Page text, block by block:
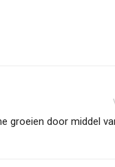
groeien door middel